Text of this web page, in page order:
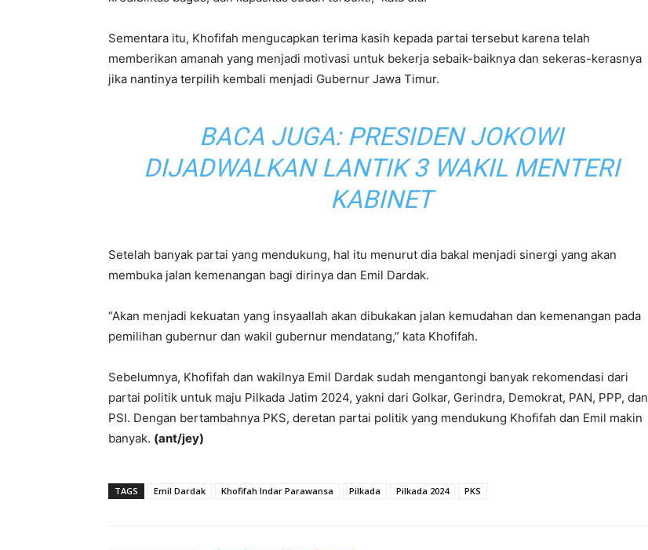
Sementara itu, Khofifah mengucapkan terima kasih kepada partai tersebut karena telah
memberikan amanah yang menjadi motivasi untuk bekerja sebaik-baiknya dan sekeras-kerasnya
jika nantinya terpilih kembali menjadi Gubernur Jawa Timur.
BACA JUGA: PRESIDEN JOKOWI
DIJADWALKAN LANTIK 3 WAKIL MENTERI
KABINET
Setelah banyak partai yang mendukung, hal itu menurut dia bakal menjadi sinergi yang akan
membuka jalan kemenangan bagi dirinya dan Emil Dardak.
“Akan menjadi kekuatan yang insyaallah akan dibukakan jalan kemudahan dan kemenangan pada
pemilihan gubernur dan wakil gubernur mendatang,” kata Khofifah.
Sebelumnya, Khofifah dan wakilnya Emil Dardak sudah mengantongi banyak rekomendasi dari
partai politik untuk maju Pilkada Jatim 2024, yakni dari Golkar, Gerindra, Demokrat, PAN, PPP, dan
PSI. Dengan bertambahnya PKS, deretan partai politik yang mendukung Khofifah dan Emil makin
banyak. (ant/jey)
TAGS Emil Dardak Khofifah Indar Parawansa Pilkada Pilkada 2024 PKS